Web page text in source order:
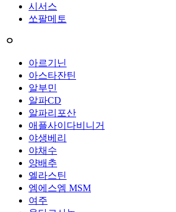
시서스
쏘팔메토
ㅇ
아르기닌
아스타잔틴
알부민
알파CD
알파리포산
애플사이다비니거
야생베리
야채수
양배추
엘라스틴
엠에스엠 MSM
여주